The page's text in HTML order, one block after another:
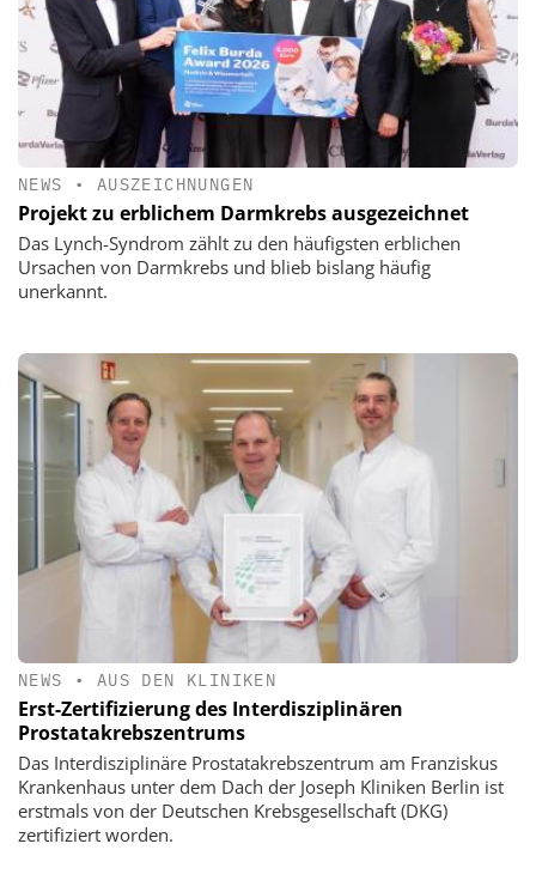
NEWS • AUSZEICHNUNGEN
Projekt zu erblichem Darmkrebs ausgezeichnet
Das Lynch-Syndrom zählt zu den häufigsten erblichen
Ursachen von Darmkrebs und blieb bislang häufig
unerkannt.
NEWS • AUS DEN KLINIKEN
Erst-Zertifizierung des Interdisziplinären
Prostatakrebszentrums
Das Interdisziplinäre Prostatakrebszentrum am Franziskus
Krankenhaus unter dem Dach der Joseph Kliniken Berlin ist
erstmals von der Deutschen Krebsgesellschaft (DKG)
zertifiziert worden.